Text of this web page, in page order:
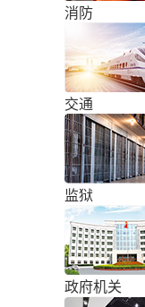
消防
交通
监狱
政府机关